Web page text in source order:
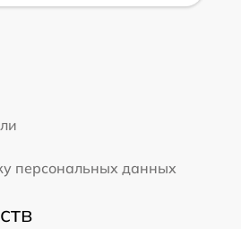
персональных данных